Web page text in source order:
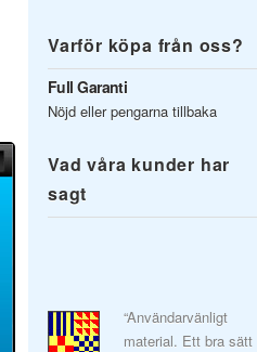
Varför köpa från oss?
Full Garanti
Nöjd eller pengarna tillbaka
Vad våra kunder har
sagt
“Användarvänligt
material. Ett bra sätt